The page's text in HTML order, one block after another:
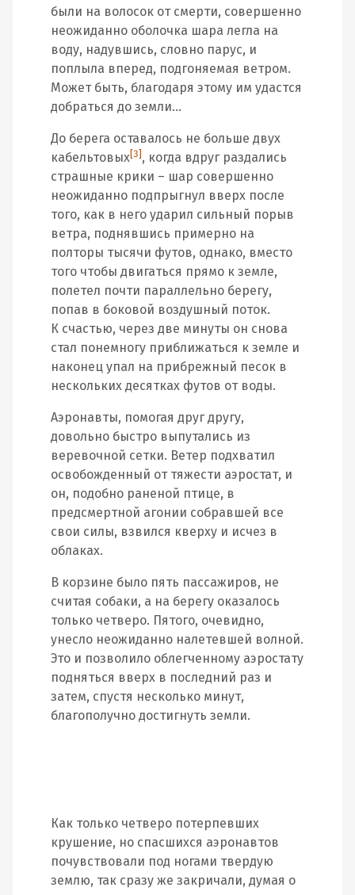
были на волосок от смерти, совершенно
неожиданно оболочка шара легла на
воду, надувшись, словно парус, и
поплыла вперед, подгоняемая ветром.
Может быть, благодаря этому им удастся
добраться до земли…
До берега оставалось не больше двух
кабельтовых [3] , когда вдруг раздались
страшные крики – шар совершенно
неожиданно подпрыгнул вверх после
того, как в него ударил сильный порыв
ветра, поднявшись примерно на
полторы тысячи футов, однако, вместо
того чтобы двигаться прямо к земле,
полетел почти параллельно берегу,
попав в боковой воздушный поток.
К счастью, через две минуты он снова
стал понемногу приближаться к земле и
наконец упал на прибрежный песок в
нескольких десятках футов от воды.
Аэронавты, помогая друг другу,
довольно быстро выпутались из
веревочной сетки. Ветер подхватил
освобожденный от тяжести аэростат, и
он, подобно раненой птице, в
предсмертной агонии собравшей все
свои силы, взвился кверху и исчез в
облаках.
В корзине было пять пассажиров, не
считая собаки, а на берегу оказалось
только четверо. Пятого, очевидно,
унесло неожиданно налетевшей волной.
Это и позволило облегченному аэростату
подняться вверх в последний раз и
затем, спустя несколько минут,
благополучно достигнуть земли.
Как только четверо потерпевших
крушение, но спасшихся аэронавтов
почувствовали под ногами твердую
землю, так сразу же закричали, думая о